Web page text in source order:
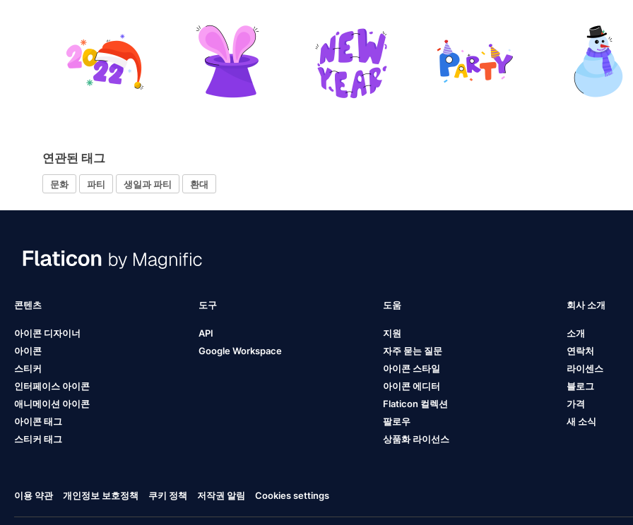
연관된 태그
문화 파티 생일과 파티 환대
콘텐츠
아이콘 디자이너
아이콘
스티커
인터페이스 아이콘
애니메이션 아이콘
아이콘 태그
스티커 태그
도구
API
Google Workspace
도움
지원
자주 묻는 질문
아이콘 스타일
아이콘 에디터
Flaticon 컬렉션
팔로우
상품화 라이선스
회사 소개
소개
연락처
라이센스
블로그
가격
새 소식
이용 약관 개인정보 보호정책 쿠키 정책 저작권 알림 Cookies settings